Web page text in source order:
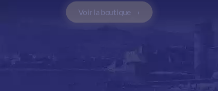
Voir la boutique